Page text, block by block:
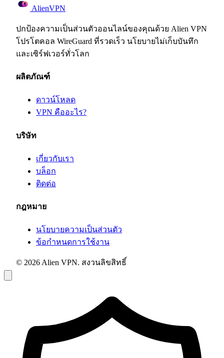
AlienVPN
ปกป้องความเป็นส่วนตัวออนไลน์ของคุณด้วย Alien VPN
โปรโตคอล WireGuard ที่รวดเร็ว นโยบายไม่เก็บบันทึก
และเซิร์ฟเวอร์ทั่วโลก
ผลิตภัณฑ์
ดาวน์โหลด
VPN คืออะไร?
บริษัท
เกี่ยวกับเรา
บล็อก
ติดต่อ
กฎหมาย
นโยบายความเป็นส่วนตัว
ข้อกำหนดการใช้งาน
© 2026 Alien VPN. สงวนลิขสิทธิ์